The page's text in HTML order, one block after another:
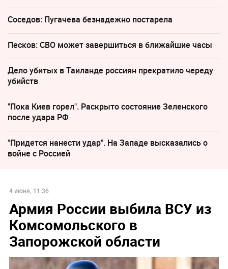
Соседов: Пугачева безнадежно постарела
Песков: СВО может завершиться в ближайшие часы
Дело убитых в Таиланде россиян прекратило череду
убийств
"Пока Киев горел". Раскрыто состояние Зеленского
после удара РФ
"Придется нанести удар". На Западе высказались о
войне с Россией
4 июня, 11:36
Армия России выбила ВСУ из
Комсомольского в
Запорожской области